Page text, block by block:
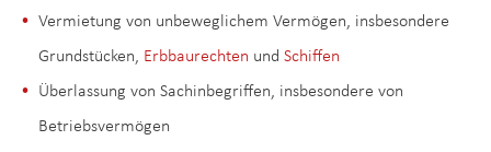
Vermietung von unbeweglichem Vermögen, insbesondere
Grundstücken, Erbbaurechten und Schiffen
Überlassung von Sachinbegriffen, insbesondere von
Betriebsvermögen